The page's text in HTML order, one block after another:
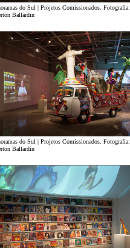
do Sul | Projetos Comissionados. Fotografia:
Ballardin
do Sul | Projetos Comissionados. Fotografia:
Ballardin